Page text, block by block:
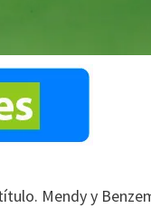
Mendy y